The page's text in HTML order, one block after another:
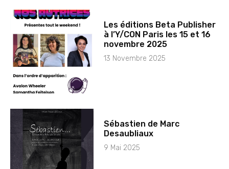
Les éditions Beta Publisher
à l’Y/CON Paris les 15 et 16
novembre 2025
13 Novembre 2025
Sébastien de Marc
Desaubliaux
9 Mai 2025